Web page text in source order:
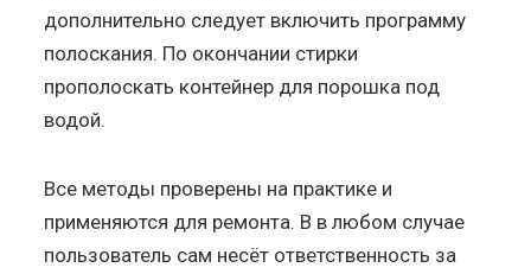
дополнительно следует включить программу
полоскания. По окончании стирки
прополоскать контейнер для порошка под
водой.
Все методы проверены на практике и
применяются для ремонта. В в любом случае
пользователь сам несёт ответственность за